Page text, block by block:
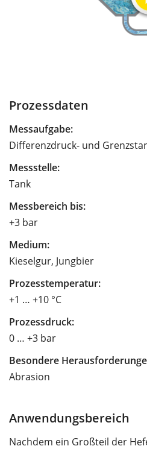
Prozessdaten
Messaufgabe:
Differenzdruck- und
Messstelle:
Tank
Messbereich bis:
+3 bar
Medium:
Kieselgur, Jungbier
Prozesstemperatur:
+1 … +10 °C
Prozessdruck:
0 … +3 bar
Besondere
Abrasion
Anwendungsbereich
Nachdem ein Großteil der